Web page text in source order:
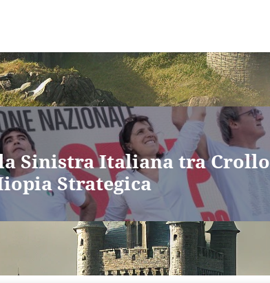
Sinistra Italiana tra Crollo
Strategica